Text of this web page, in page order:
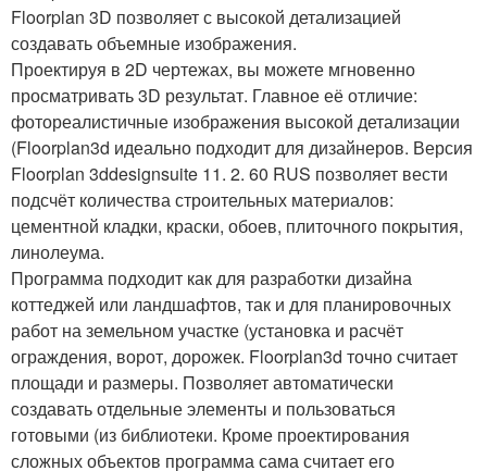
Floorplan 3D позволяет с высокой детализацией
создавать объемные изображения.
Проектируя в 2D чертежах, вы можете мгновенно
просматривать 3D результат. Главное её отличие:
фотореалистичные изображения высокой детализации
(Floorplan3d идеально подходит для дизайнеров. Версия
Floorplan 3ddesignsuite 11. 2. 60 RUS позволяет вести
подсчёт количества строительных материалов:
цементной кладки, краски, обоев, плиточного покрытия,
линолеума.
Программа подходит как для разработки дизайна
коттеджей или ландшафтов, так и для планировочных
работ на земельном участке (установка и расчёт
ограждения, ворот, дорожек. Floorplan3d точно считает
площади и размеры. Позволяет автоматически
создавать отдельные элементы и пользоваться
готовыми (из библиотеки. Кроме проектирования
сложных объектов программа сама считает его